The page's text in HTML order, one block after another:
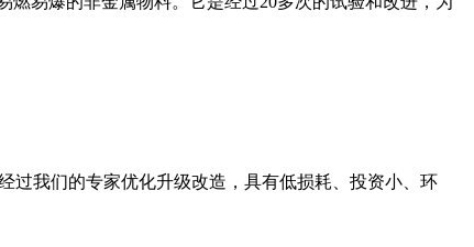
过我们的专家优化升级改造，具有低损耗、投资小、环